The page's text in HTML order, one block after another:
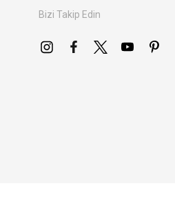
Bizi Takip Edin